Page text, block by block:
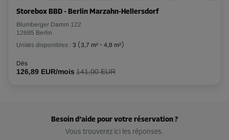
Storebox BBD - Berlin Marzahn-Hellersdorf
Blumberger Damm 122
12685 Berlin
Unités disponibles : 3 (3,7 m² - 4,8 m²)
Dès
126,89 EUR/mois 141,00 EUR
Besoin d’aide pour votre réservation ?
Vous trouverez ici les réponses.